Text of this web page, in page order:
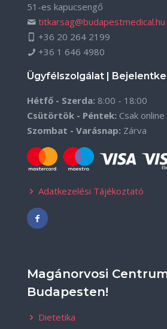
51-es kapucsengő
titkarsag@budapestmedical.hu
+36 20 264 2199
+36 1 646 4980
Ügyfélszolgálat |
Hétfő - Szerda: 8:00 - 18:00
Csütörtök - Péntek: Csak
Szombat - Varásnap: Zárva
Adatkezelési Tájékoztató
Magánorvosi
Budapesten!
Dietetika